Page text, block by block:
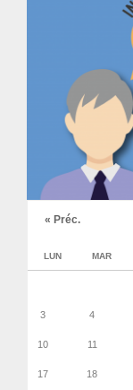
« Préc.
LUN MAR
3 4
10 11
17 18